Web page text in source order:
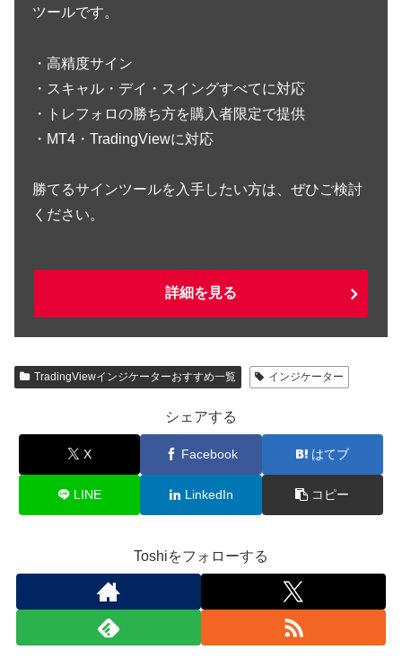
ツールです。
・高精度サイン
・スキャル・デイ・スイングすべてに対応
・トレフォロの勝ち方を購入者限定で提供
・MT4・TradingViewに対応
勝てるサインツールを入手したい方は、ぜひご検討
ください。
詳細を見る
TradingViewインジケーターおすすめ一覧 インジケーター
シェアする
X Facebook はてブ
LINE LinkedIn コピー
Toshiをフォローする